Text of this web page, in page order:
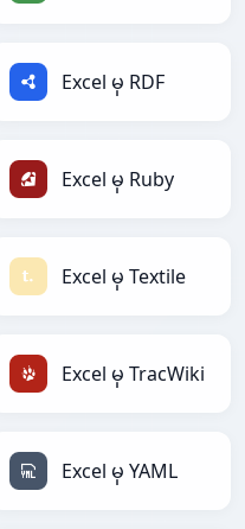
Excel မှ RDF
Excel မှ Ruby
Excel မှ Textile
Excel မှ TracWiki
Excel မှ YAML